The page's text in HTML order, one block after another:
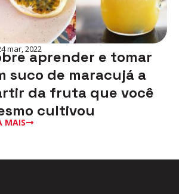
mar, 2022aprender e tomar
suco de maracujá a
da fruta que você
cultivou
MAIS